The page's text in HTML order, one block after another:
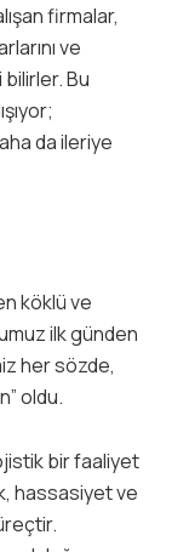
firmalar,
ve
Bu
da ileriye
köklü ve
ilk günden
her sözde,
oldu.
bir faaliyet
hassasiyet ve